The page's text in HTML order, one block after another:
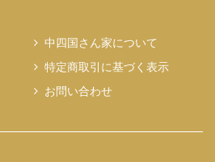
中四国さん家について
特定商取引に基づく表示
お問い合わせ